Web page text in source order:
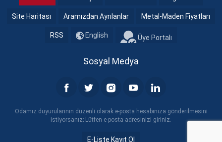
Site Haritası Aramızdan Ayrılanlar Metal-Maden Fiyatları
RSS English Üye Portalı
Sosyal Medya
Odamız duyurularının düzenli olarak e-posta hesabınıza gönderilmesini
istiyorsanız; Lütfen e-posta adresinizi giriniz.
E-Liste Kayıt Ol